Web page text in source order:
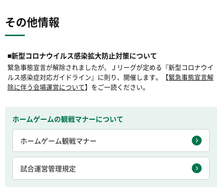
その他情報
■新型コロナウイルス感染拡大防止対策について
緊急事態宣言が解除されましたが、Ｊリーグが定める『新型コロナウイ
ルス感染症対応ガイドライン』に則り、開催します。【緊急事態宣言解
除に伴う会場運営について】をご一読ください。
ホームゲームの観戦マナーについて
ホームゲーム観戦マナー
試合運営管理規定